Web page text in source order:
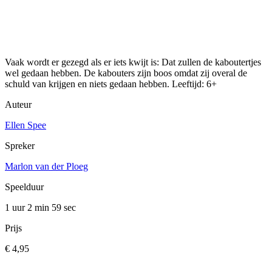
Vaak wordt er gezegd als er iets kwijt is: Dat zullen de kaboutertjes
wel gedaan hebben. De kabouters zijn boos omdat zij overal de
schuld van krijgen en niets gedaan hebben. Leeftijd: 6+
Auteur
Ellen Spee
Spreker
Marlon van der Ploeg
Speelduur
1 uur 2 min 59 sec
Prijs
€ 4,95